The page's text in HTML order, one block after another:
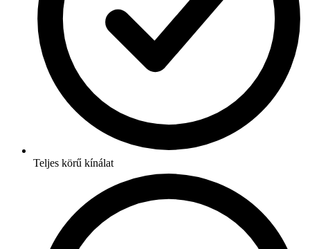
Teljes körű kínálat